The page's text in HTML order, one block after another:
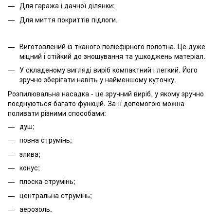
Для гаража і дачної ділянки;
Для миття покриттів підлоги.
Виготовлений із тканого поліефірного полотна. Це дуже
міцний і стійкий до зношування та ушкоджень матеріал.
У складеному вигляді виріб компактний і легкий. Його
зручно зберігати навіть у найменшому куточку.
Розпилювальна насадка - це зручний виріб, у якому зручно
поєднуються багато функцій. За її допомогою можна
поливати різними способами:
душ;
повна струмінь;
злива;
конус;
плоска струмінь;
центральна струмінь;
аерозоль.